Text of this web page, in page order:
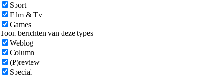
Sport
Film & Tv
Games
Toon berichten van deze types
Weblog
Column
(P)review
Special